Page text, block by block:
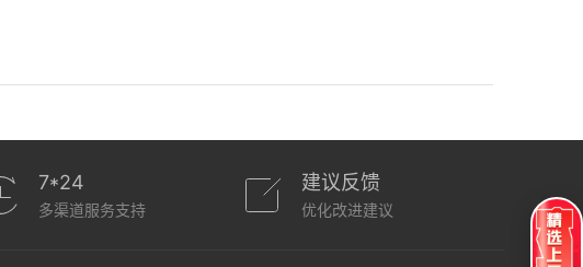
7*24
多渠道服务支持
建议反馈
优化改进建议